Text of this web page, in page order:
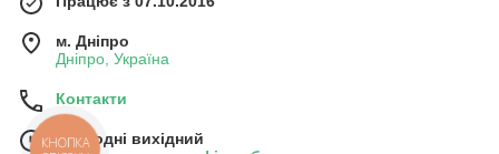
м. Дніпро
Дніпро, Україна
Контакти
Сьогодні вихідний
КНОПКА